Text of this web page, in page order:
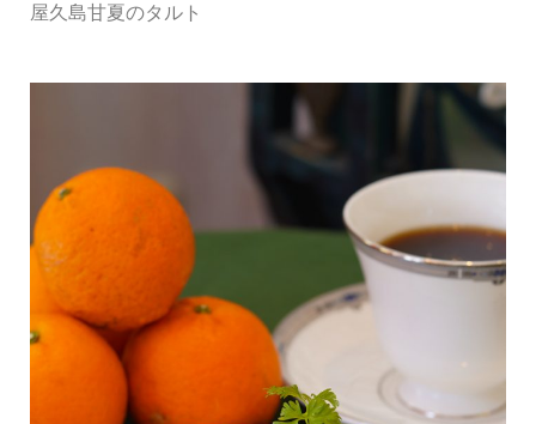
屋久島甘夏のタルト